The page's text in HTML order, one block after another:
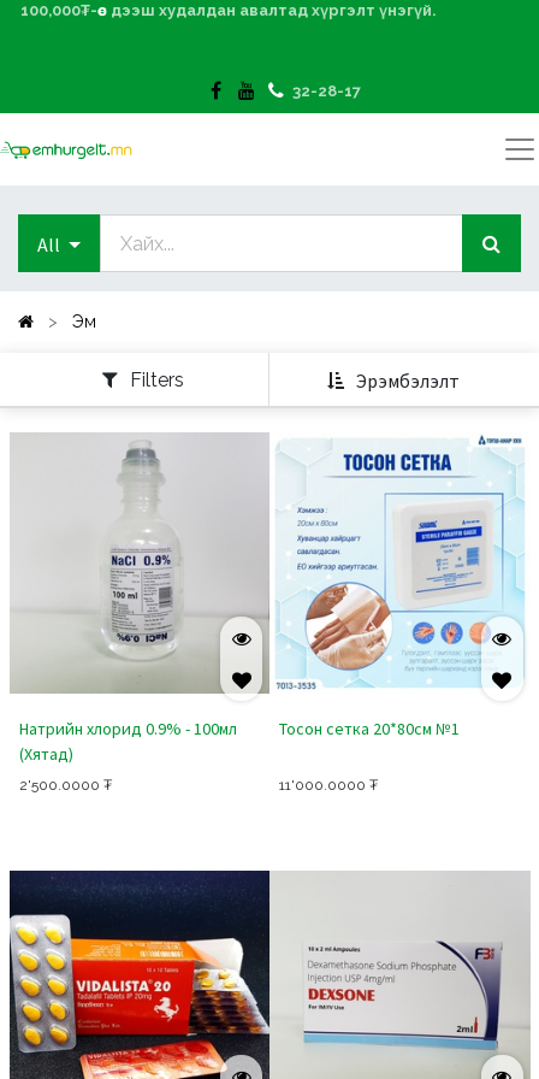
100,000₮-өөс дээш худалдан авалтад хүргэлт үнэгүй.
32-28-17
All
Эм
Filters Эрэмбэлэлт
Натрийн хлорид 0.9% - 100мл
(Хятад)
2'500.0000 ₮
Тосон сетка 20*80см №1
11'000.0000 ₮